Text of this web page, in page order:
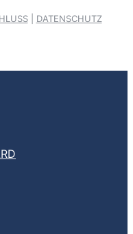
| DATENSCHUTZ